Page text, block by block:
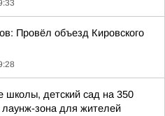
Провёл объезд Кировского
школы, детский сад на 350
лаунж-зона для жителей